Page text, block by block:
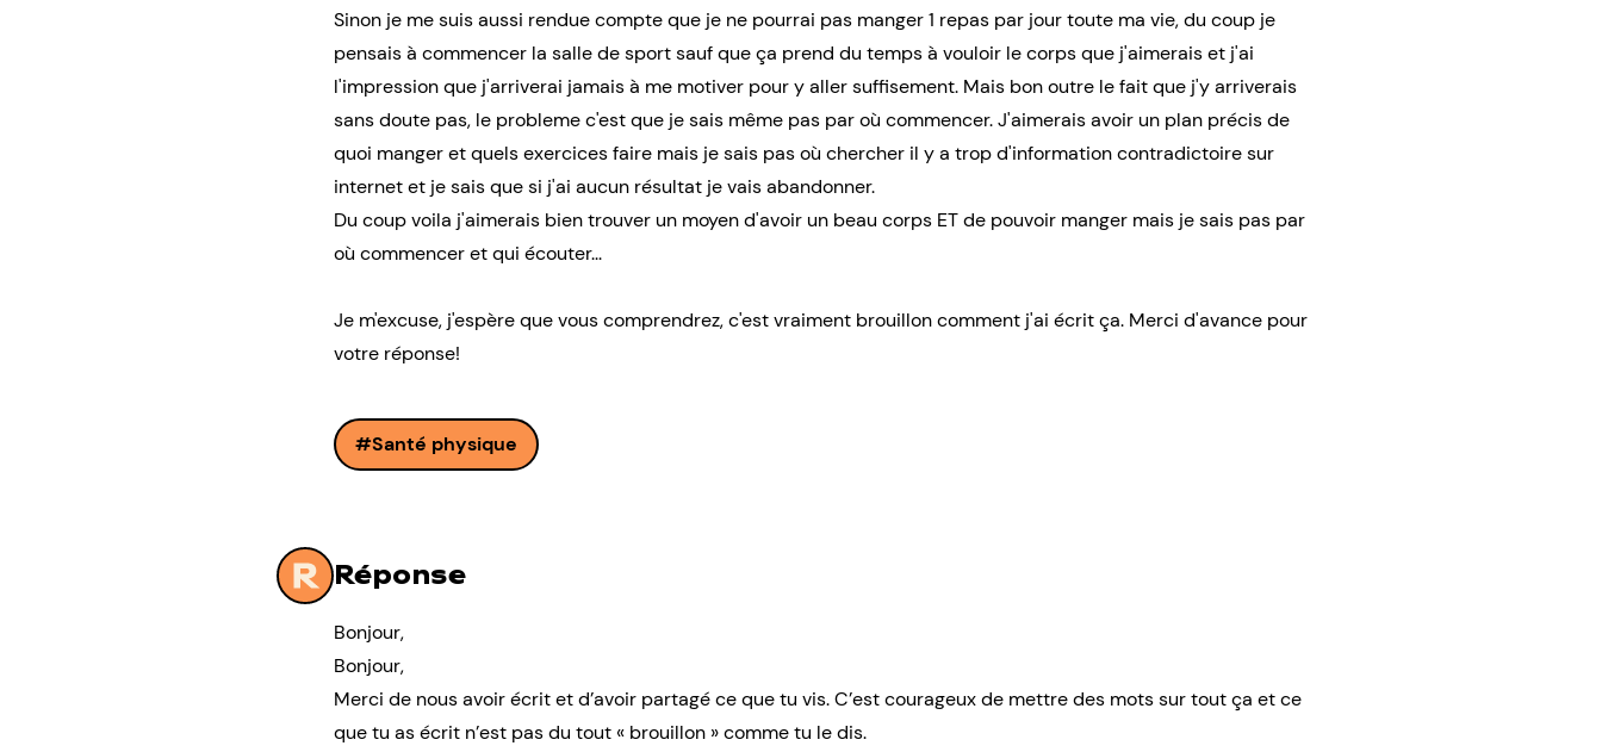
Sinon je me suis aussi rendue compte que je ne pourrai pas manger 1 repas par jour toute ma vie, du coup je
pensais à commencer la salle de sport sauf que ça prend du temps à vouloir le corps que j'aimerais et j'ai
l'impression que j'arriverai jamais à me motiver pour y aller suffisement. Mais bon outre le fait que j'y arriverais
sans doute pas, le probleme c'est que je sais même pas par où commencer. J'aimerais avoir un plan précis de
quoi manger et quels exercices faire mais je sais pas où chercher il y a trop d'information contradictoire sur
internet et je sais que si j'ai aucun résultat je vais abandonner.
Du coup voila j'aimerais bien trouver un moyen d'avoir un beau corps ET de pouvoir manger mais je sais pas par
où commencer et qui écouter...
Je m'excuse, j'espère que vous comprendrez, c'est vraiment brouillon comment j'ai écrit ça. Merci d'avance pour
votre réponse!
Santé physique
Réponse
Bonjour,
Bonjour,
Merci de nous avoir écrit et d’avoir partagé ce que tu vis. C’est courageux de mettre des mots sur tout ça et ce
que tu as écrit n’est pas du tout « brouillon » comme tu le dis.